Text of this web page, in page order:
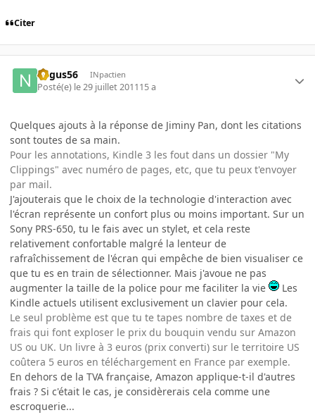
Citer
negus56 INpactien
Posté(e) le 29 juillet 201115 a
Quelques ajouts à la réponse de Jiminy Pan, dont les citations
sont toutes de sa main.
Pour les annotations, Kindle 3 les fout dans un dossier "My
Clippings" avec numéro de pages, etc, que tu peux t'envoyer
par mail.
J'ajouterais que le choix de la technologie d'interaction avec
l'écran représente un confort plus ou moins important. Sur un
Sony PRS-650, tu le fais avec un stylet, et cela reste
relativement confortable malgré la lenteur de
rafraîchissement de l'écran qui empêche de bien visualiser ce
que tu es en train de sélectionner. Mais j'avoue ne pas
augmenter la taille de la police pour me faciliter la vie
Les
Kindle actuels utilisent exclusivement un clavier pour cela.
Le seul problème est que tu te tapes nombre de taxes et de
frais qui font exploser le prix du bouquin vendu sur Amazon
US ou UK. Un livre à 3 euros (prix converti) sur le territoire US
coûtera 5 euros en téléchargement en France par exemple.
En dehors de la TVA française, Amazon applique-t-il d'autres
frais ? Si c'était le cas, je considèrerais cela comme une
escroquerie...